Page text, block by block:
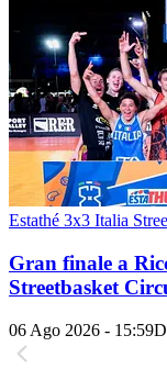
Estathé 3x3 Italia
Gran finale a
Streetbasket
06 Ago 2026 - 15:59